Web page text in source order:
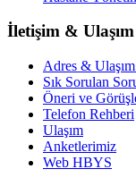
İletişim & Ulaşım
Adres & Ulaşım
Sık Sorulan
Öneri ve
Telefon Rehberi
Ulaşım
Anketlerimiz
Web HBYS